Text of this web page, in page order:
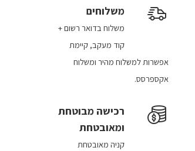
משלוחים
משלוח​ ב​דואר רשום +
קוד מעקב​​, קיימת
אפשרות למשלוח מהיר​ ומשלוח
אקספרסס.
רכישה​ מבוטחת ​
ומאובטחת
קניה מאובטחת